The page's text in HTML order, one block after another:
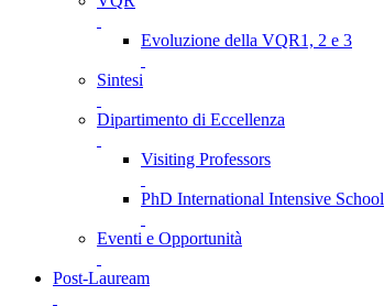
Evoluzione della VQR1, 2 e 3
Sintesi
Dipartimento di Eccellenza
Visiting Professors
PhD International Intensive School
Eventi e Opportunità
Post-Lauream